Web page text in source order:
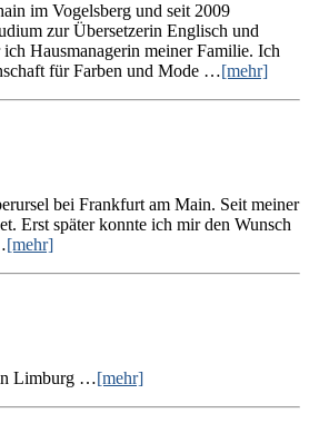
im Vogelsberg und seit 2009
zur Übersetzerin Englisch und
Hausmanagerin meiner Familie. Ich
für Farben und Mode …[mehr]
bei Frankfurt am Main. Seit meiner
Erst später konnte ich mir den Wunsch
[mehr]
Limburg …[mehr]